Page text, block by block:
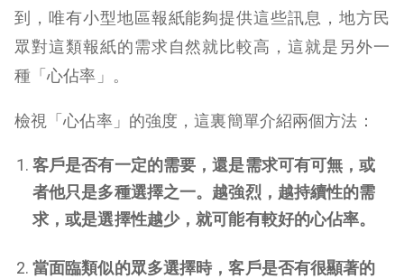
到，唯有小型地區報紙能夠提供這些訊息，地方民
眾對這類報紙的需求自然就比較高，這就是另外一
種「心佔率」。
檢視「心佔率」的強度，這裏簡單介紹兩個方法：
客戶是否有一定的需要，還是需求可有可無，或
者他只是多種選擇之一。越強烈，越持續性的需
求，或是選擇性越少，就可能有較好的心佔率。
當面臨類似的眾多選擇時，客戶是否有很顯著的